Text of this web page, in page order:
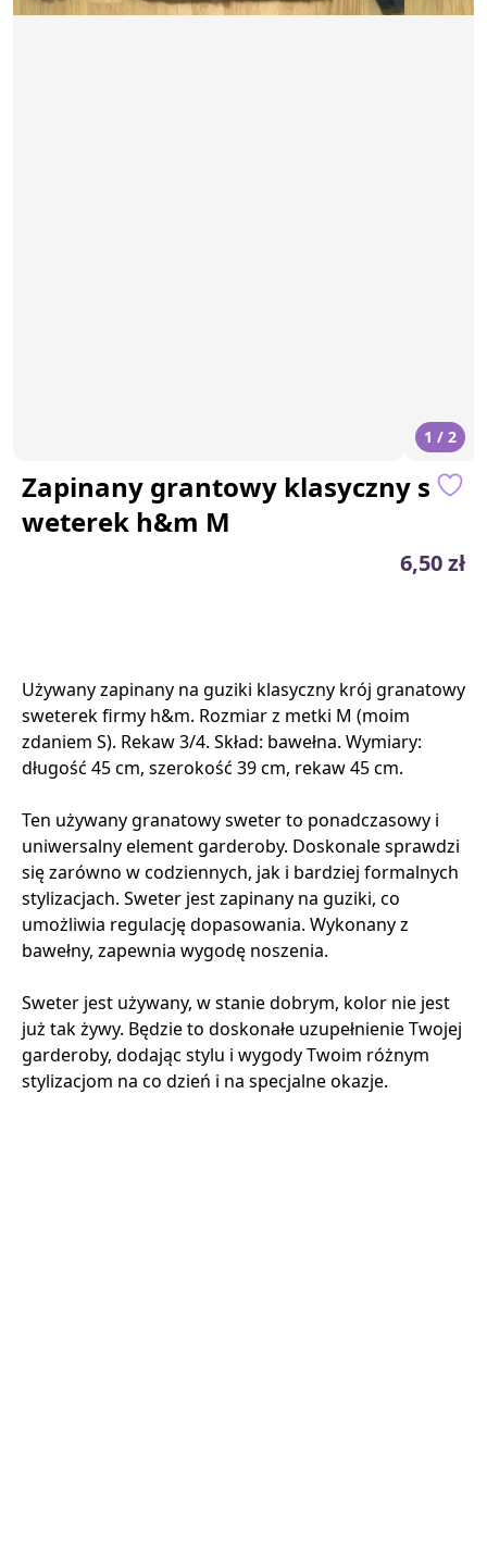
1 / 2
Zapinany grantowy klasyczny s
weterek h&m M
6,50 zł
Używany zapinany na guziki klasyczny krój granatowy
sweterek firmy h&m. Rozmiar z metki M (moim
zdaniem S). Rekaw 3/4. Skład: bawełna. Wymiary:
długość 45 cm, szerokość 39 cm, rekaw 45 cm.
Ten używany granatowy sweter to ponadczasowy i
uniwersalny element garderoby. Doskonale sprawdzi
się zarówno w codziennych, jak i bardziej formalnych
stylizacjach. Sweter jest zapinany na guziki, co
umożliwia regulację dopasowania. Wykonany z
bawełny, zapewnia wygodę noszenia.
Sweter jest używany, w stanie dobrym, kolor nie jest
już tak żywy. Będzie to doskonałe uzupełnienie Twojej
garderoby, dodając stylu i wygody Twoim różnym
stylizacjom na co dzień i na specjalne okazje.